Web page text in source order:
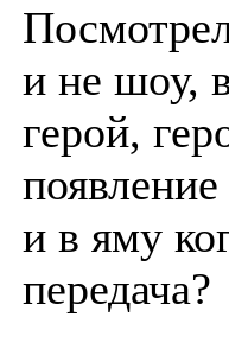
и не шоу,
герой,
и в яму
передача?